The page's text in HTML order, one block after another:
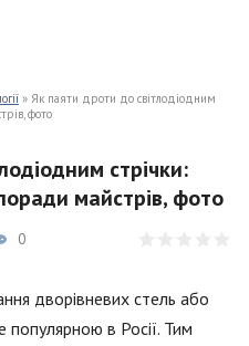
» Як паяти дроти до світлодіодним
фото
стрічки:
майстрів, фото
0
дворівневих стель або
в Росії. Тим